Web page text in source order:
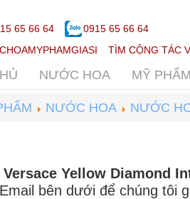
65 66 64
0915 65 66 64
TÌM CỘNG TÁC
NƯỚC HOA MỸ PHẨM
NƯỚC HOA NƯỚC
Yellow Diamond
bên dưới để chúng tôi